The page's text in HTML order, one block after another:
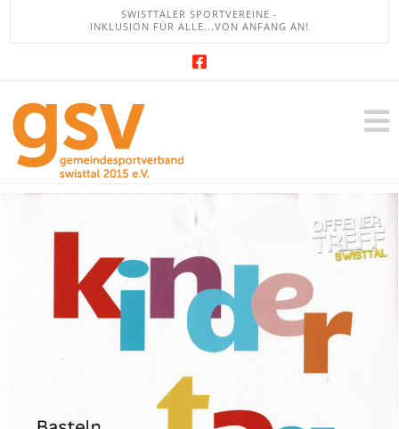
SWISTTALER SPORTVEREINE -
INKLUSION FÜR ALLE...VON ANFANG AN!
GSV
-
Swisttal
e.V.